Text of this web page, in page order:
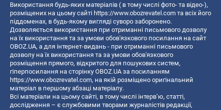
Використання будь-яких матеріалів ( в тому числі фото- та відео-),
розміщених на цьому сайті https://www.obozrevatel.com та всіх його
піддоменах, в будь-якому вигляді суворо заборонено.
Дозволяється використання при отриманні письмового дозволу
на їх використання та за умови обов'язкового посилання на сайт
OBOZ.UA, а для інтернет-видань - при отриманні письмового
дозволу на їх використання та за умови обов'язкового
розміщення прямого, відкритого для пошукових систем,
гіперпосилання на сторінку OBOZ.UA за посиланням
https://www.obozrevatel.com, на якій розміщено оригінальний
матеріал в першому абзаці матеріалу.
Всі матеріали на цьому сайті, в тому числі інтерв’ю, статті,
дослідження – є службовими творами журналістів редакції,